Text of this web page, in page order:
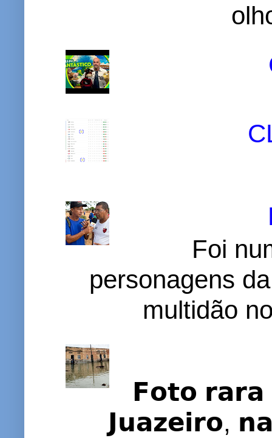
Foi
personagens
multidão
𝗙𝗼𝘁𝗼
𝗝𝘂𝗮𝘇𝗲𝗶𝗿𝗼,